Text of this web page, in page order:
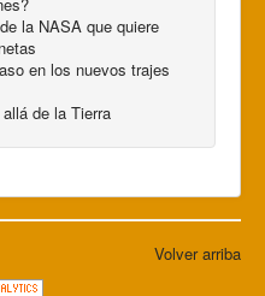
la NASA que quiere
en los nuevos trajes
de la Tierra
Volver arriba